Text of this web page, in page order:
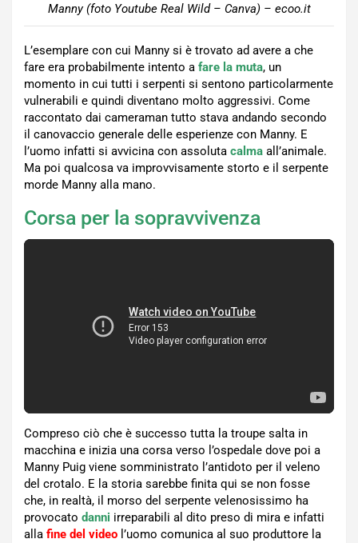
Manny (foto Youtube Real Wild – Canva) – ecoo.it
L’esemplare con cui Manny si è trovato ad avere a che
fare era probabilmente intento a fare la muta, un
momento in cui tutti i serpenti si sentono particolarmente
vulnerabili e quindi diventano molto aggressivi. Come
raccontato dai cameraman tutto stava andando secondo
il canovaccio generale delle esperienze con Manny. E
l’uomo infatti si avvicina con assoluta calma all’animale.
Ma poi qualcosa va improvvisamente storto e il serpente
morde Manny alla mano.
Corsa per la sopravvivenza
Compreso ciò che è successo tutta la troupe salta in
macchina e inizia una corsa verso l’ospedale dove poi a
Manny Puig viene somministrato l’antidoto per il veleno
del crotalo. E la storia sarebbe finita qui se non fosse
che, in realtà, il morso del serpente velenosissimo ha
provocato danni irreparabili al dito preso di mira e infatti
alla fine del video l’uomo comunica al suo produttore la